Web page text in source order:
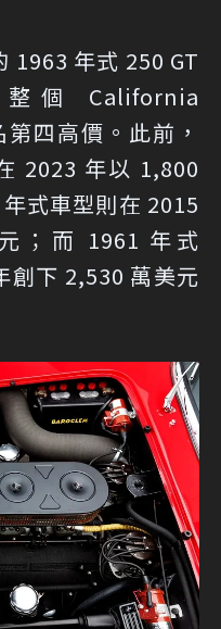
1963 年式 250 GT
個 California
四高價。此前，
2023 年以 1,800
式車型則在 2015
；而 1961 年式
下 2,530 萬美元